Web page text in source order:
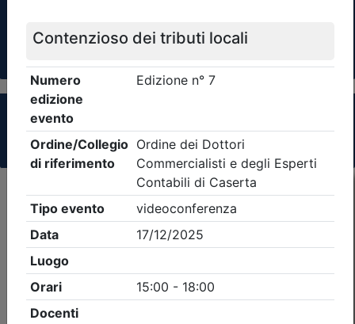
Il portale della formazione per Ordini e
Clicca qui - espandi la sezione dei filtri ricerca
eventi
Criteri di ricerca applicati:
- Tipo Ordine/collegio:Dott. Comm. E.C.- Ordine:
Caserta- Eventi in programma dal7/8/2026